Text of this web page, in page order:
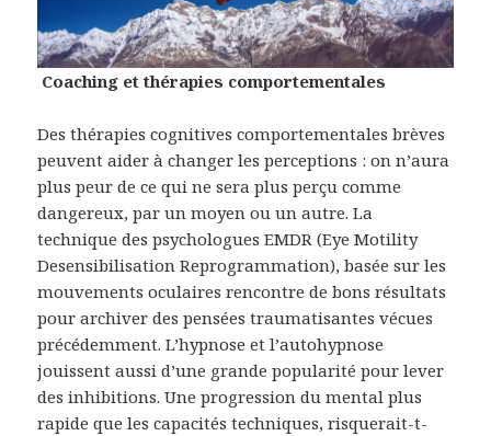
Coaching et thérapies comportementales
Des thérapies cognitives comportementales brèves
peuvent aider à changer les perceptions : on n’aura
plus peur de ce qui ne sera plus perçu comme
dangereux, par un moyen ou un autre. La
technique des psychologues EMDR (Eye Motility
Desensibilisation Reprogrammation), basée sur les
mouvements oculaires rencontre de bons résultats
pour archiver des pensées traumatisantes vécues
précédemment. L’hypnose et l’autohypnose
jouissent aussi d’une grande popularité pour lever
des inhibitions. Une progression du mental plus
rapide que les capacités techniques, risquerait-t-